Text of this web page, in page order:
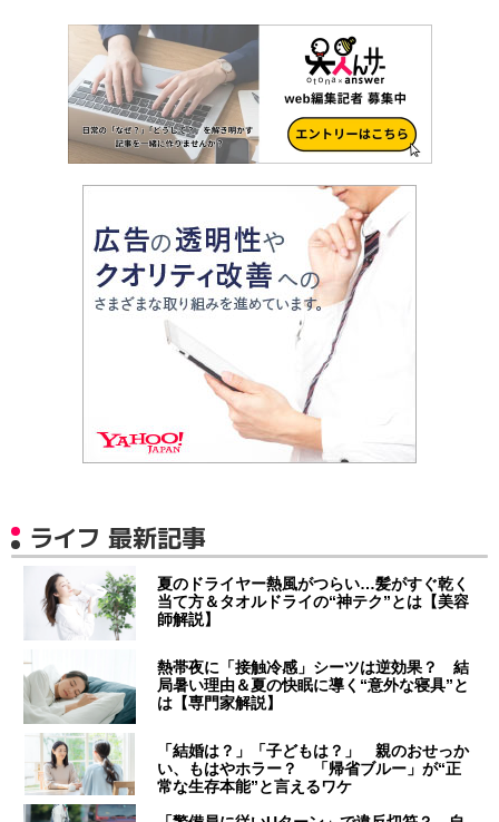
ライフ 最新記事
夏のドライヤー熱風がつらい…髪がすぐ乾く
当て方＆タオルドライの“神テク”とは【美容
師解説】
熱帯夜に「接触冷感」シーツは逆効果？ 結
局暑い理由＆夏の快眠に導く“意外な寝具”と
は【専門家解説】
「結婚は？」「子どもは？」 親のおせっか
い、もはやホラー？ 「帰省ブルー」が“正
常な生存本能”と言えるワケ